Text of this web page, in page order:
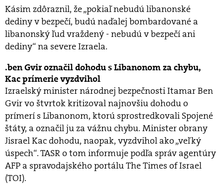
Kásim zdôraznil, že „pokiaľ nebudú libanonské
dediny v bezpečí, budú naďalej bombardované a
libanonský ľud vraždený - nebudú v bezpečí ani
dediny“ na severe Izraela.
ben Gvir označil dohodu s Libanonom za chybu,
Kac prímerie vyzdvihol
Izraelský minister národnej bezpečnosti Itamar Ben
Gvir vo štvrtok kritizoval najnovšiu dohodu o
prímerí s Libanonom, ktorú sprostredkovali Spojené
štáty, a označil ju za vážnu chybu. Minister obrany
Jisrael Kac dohodu, naopak, vyzdvihol ako „veľký
úspech“. TASR o tom informuje podľa správ agentúry
AFP a spravodajského portálu The Times of Israel
(TOI).